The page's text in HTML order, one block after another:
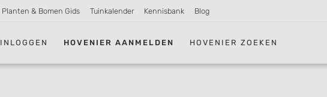
Planten & Bomen Gids Tuinkalender Kennisbank Blog
INLOGGEN HOVENIER AANMELDEN HOVENIER ZOEKEN